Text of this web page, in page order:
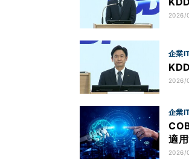
2026/
企業
2026/
企業
適
2026/